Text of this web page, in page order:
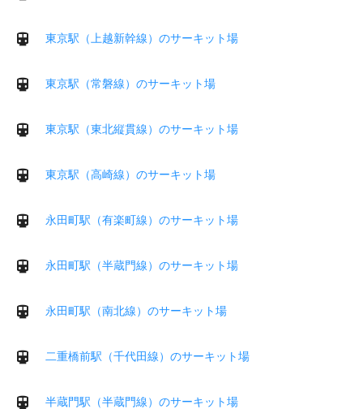
東京駅（上越新幹線）のサーキット場
東京駅（常磐線）のサーキット場
東京駅（東北縦貫線）のサーキット場
東京駅（高崎線）のサーキット場
永田町駅（有楽町線）のサーキット場
永田町駅（半蔵門線）のサーキット場
永田町駅（南北線）のサーキット場
二重橋前駅（千代田線）のサーキット場
半蔵門駅（半蔵門線）のサーキット場